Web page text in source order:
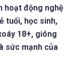
hoạt động nghệ
tuổi, học sinh,
18+, gióng
sức mạnh của